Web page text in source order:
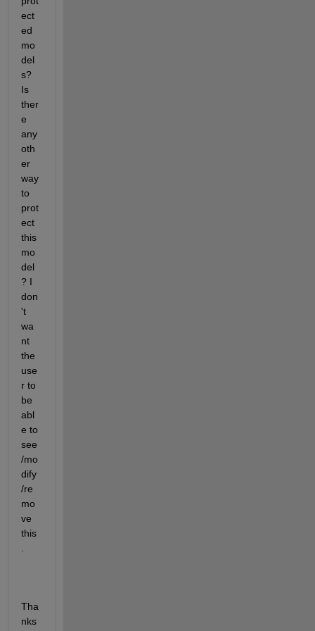
ect
ed
mo
del
s?
Is
ther
e
any
oth
er
way
to
prot
ect
this
mo
del
? I
don
't
wa
nt
the
use
r to
be
abl
e to
see
/mo
dify
/re
mo
ve
this
Tha
nks